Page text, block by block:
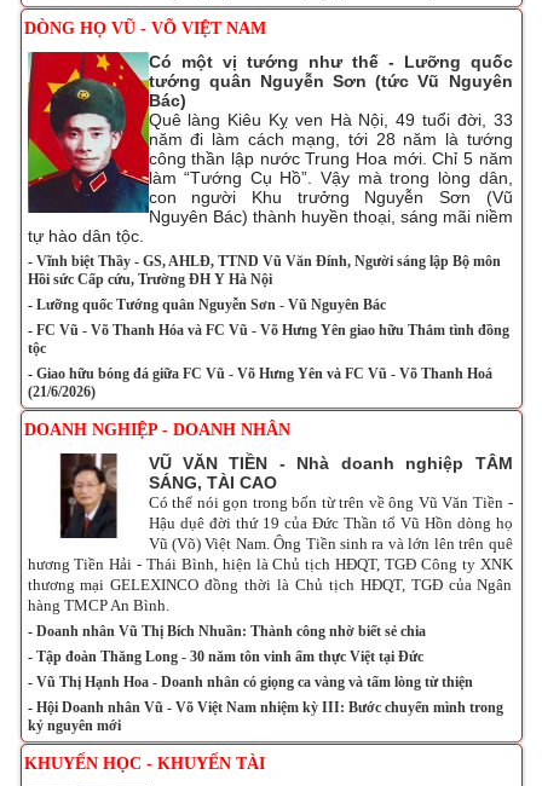
DÒNG HỌ VŨ - VÕ VIỆT NAM
Có một vị tướng như thế - Lưỡng quốc
tướng quân Nguyễn Sơn (tức Vũ Nguyên
Bác)
Quê làng Kiêu Kỵ ven Hà Nội, 49 tuổi đời, 33
năm đi làm cách mạng, tới 28 năm là tướng
công thần lập nước Trung Hoa mới. Chỉ 5 năm
làm “Tướng Cụ Hồ”. Vậy mà trong lòng dân,
con người Khu trưởng Nguyễn Sơn (Vũ
Nguyên Bác) thành huyền thoại, sáng mãi niềm
tự hào dân tộc.
- Vĩnh biệt Thầy - GS, AHLĐ, TTND Vũ Văn Đính, Người sáng lập Bộ môn
Hồi sức Cấp cứu, Trường ĐH Y Hà Nội
- Lưỡng quốc Tướng quân Nguyễn Sơn - Vũ Nguyên Bác
- FC Vũ - Võ Thanh Hóa và FC Vũ - Võ Hưng Yên giao hữu Thắm tình đồng
tộc
- Giao hữu bóng đá giữa FC Vũ - Võ Hưng Yên và FC Vũ - Võ Thanh Hoá
(21/6/2026)
DOANH NGHIỆP - DOANH NHÂN
VŨ VĂN TIỀN - Nhà doanh nghiệp TÂM
SÁNG, TÀI CAO
Có thể nói gọn trong bốn từ trên về ông Vũ Văn Tiền -
Hậu dụê đời thứ 19 của Đức Thần tổ Vũ Hồn dòng họ
Vũ (Võ) Việt Nam. Ông Tiền sinh ra và lớn lên trên quê
hương Tiền Hải - Thái Bình, hiện là Chủ tịch HĐQT, TGĐ Công ty XNK
thương mại GELEXINCO đồng thời là Chủ tịch HĐQT, TGĐ của Ngân
hàng TMCP An Bình.
- Doanh nhân Vũ Thị Bích Nhuần: Thành công nhờ biết sẻ chia
- Tập đoàn Thăng Long - 30 năm tôn vinh ẩm thực Việt tại Đức
- Vũ Thị Hạnh Hoa - Doanh nhân có giọng ca vàng và tấm lòng từ thiện
- Hội Doanh nhân Vũ - Võ Việt Nam nhiệm kỳ III: Bước chuyển mình trong
kỷ nguyên mới
KHUYẾN HỌC - KHUYẾN TÀI